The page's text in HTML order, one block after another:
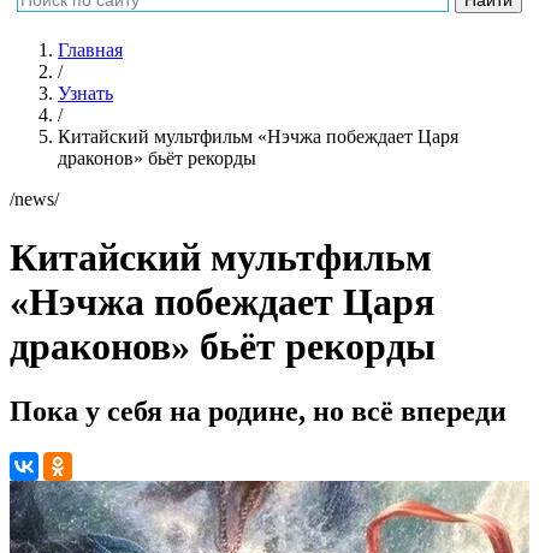
Главная
/
Узнать
/
Китайский мультфильм «Нэчжа побеждает Царя
драконов» бьёт рекорды
/news/
Китайский мультфильм
«Нэчжа побеждает Царя
драконов» бьёт рекорды
Пока у себя на родине, но всё впереди